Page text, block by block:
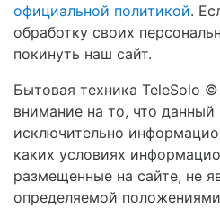
официальной политикой.
обработку своих
покинуть наш сайт.
Бытовая техника TeleSolo
внимание на то, что данный
исключительно
каких условиях
размещенные на сайте, не
определяемой